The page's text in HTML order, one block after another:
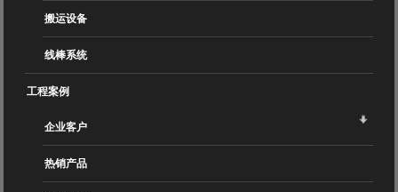
搬运设备
线棒系统
工程案例
企业客户
热销产品